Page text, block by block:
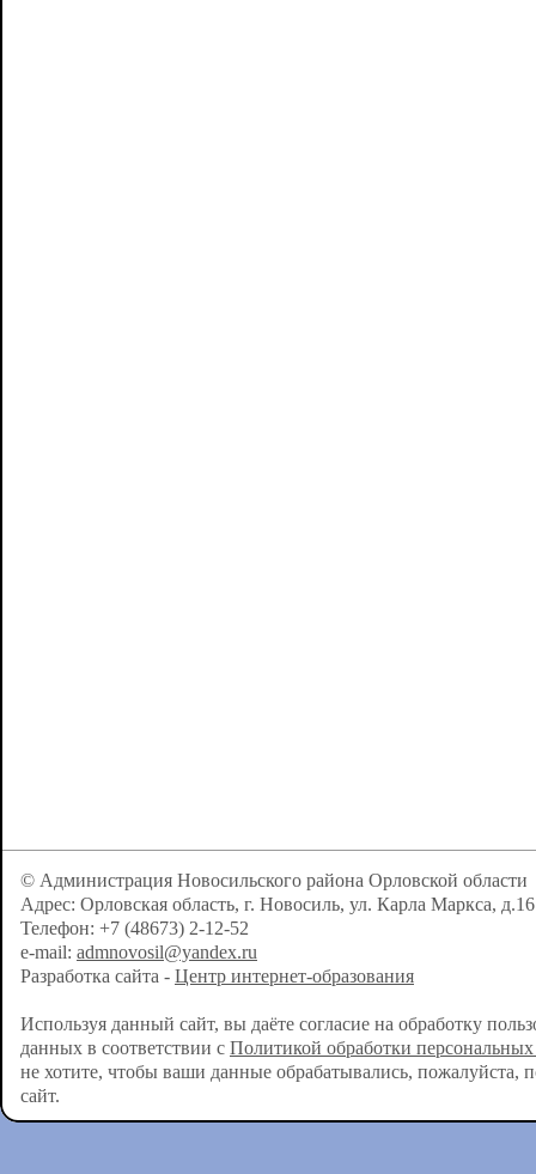
© Администрация Новосильского района Орловской области
Адрес: Орловская область, г. Новосиль, ул. Карла Маркса, д.16
Телефон: +7 (48673) 2-12-52
e-mail: admnovosil@yandex.ru
Разработка сайта - Центр интернет-образования
Используя данный сайт, вы даёте согласие на обработку
данных в соответствии с Политикой обработки
не хотите, чтобы ваши данные обрабатывались, пожалуйста,
сайт.